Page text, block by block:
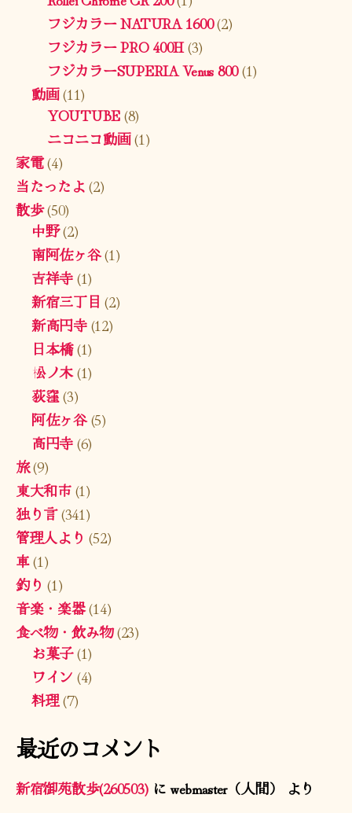
フジカラー NATURA 1600(2)
フジカラー PRO 400H(3)
フジカラーSUPERIA Venus 800(1)
動画(11)
YOUTUBE(8)
ニコニコ動画(1)
家電(4)
当たったよ(2)
散歩(50)
中野(2)
南阿佐ヶ谷(1)
吉祥寺(1)
新宿三丁目 (2)
新高円寺(12)
日本橋(1)
松ノ木(1)
荻窪(3)
阿佐ヶ谷(5)
高円寺(6)
旅(9)
東大和市(1)
独り言(341)
管理人より (52)
車(1)
釣り (1)
音楽・楽器(14)
食べ物・飲み物(23)
お菓子(1)
ワイン (4)
料理(7)
最近のコメント
新宿御苑散歩(260503) にwebmaster（人間）
より